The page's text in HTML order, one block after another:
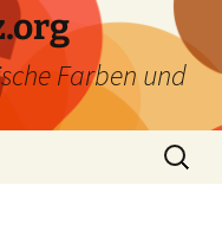
Farben und
Suchen
nach: